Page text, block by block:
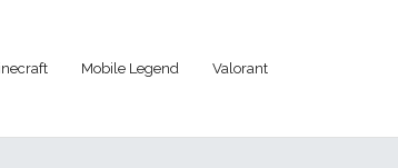
Mobile Legend Valorant